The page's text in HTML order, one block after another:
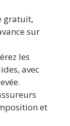
gratuit,
sur
les
avec
et